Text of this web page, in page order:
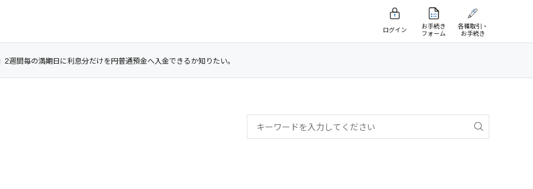
ログイン
お手続き
フォーム
各種取引・
お手続き
2週間毎の満期日に利息分だけを円普通預金へ入金できるか知りたい。